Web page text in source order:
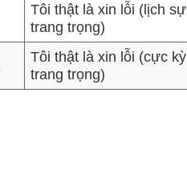
Tôi thật là xin lỗi (lịch sự
trang trọng)
Tôi thật là xin lỗi (cực kỳ
trang trọng)